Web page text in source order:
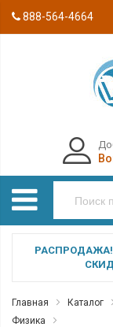
888-564-4664
РАСПРОДАЖА!
Главная Каталог
Физика